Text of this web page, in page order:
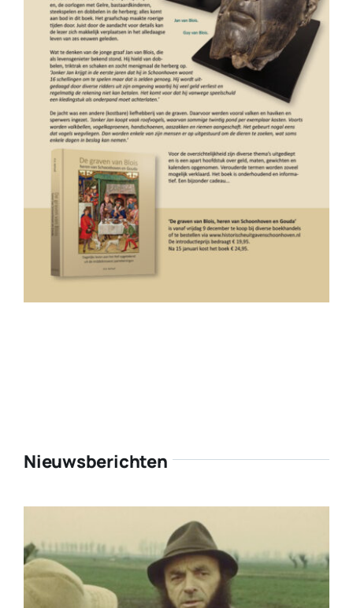
Nieuwsberichten